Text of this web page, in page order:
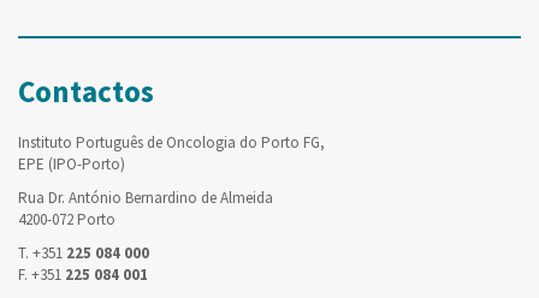
Contactos
Instituto Português de Oncologia do Porto FG,
EPE (IPO-Porto)
Rua Dr. António Bernardino de Almeida
4200-072 Porto
T. +351 225 084 000
F. +351 225 084 001